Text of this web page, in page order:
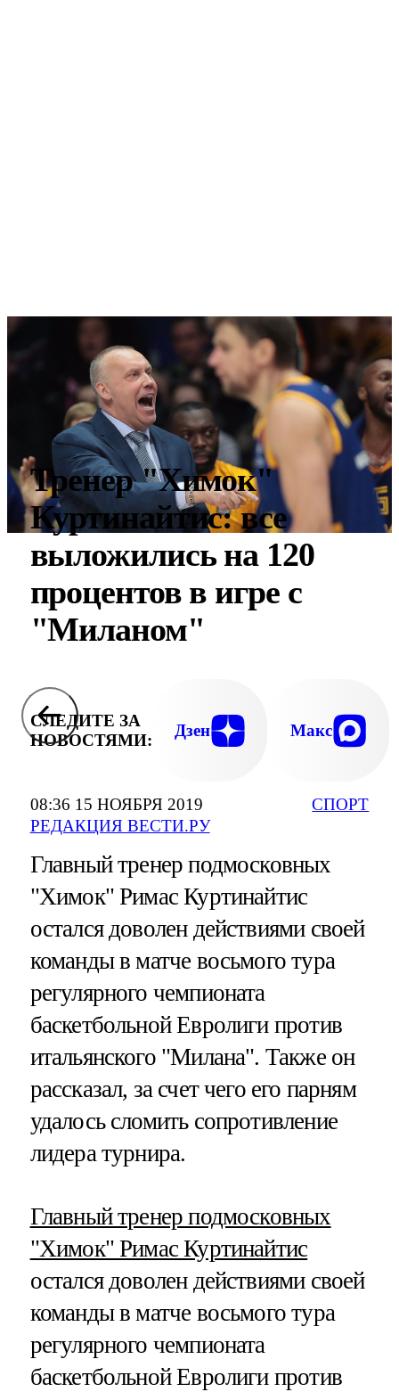
08:36 15 НОЯБРЯ 2019
РЕДАКЦИЯ ВЕСТИ.РУ
СПОРТ
Тренер "Химок"
Куртинайтис: все
выложились на 120
процентов в игре с
"Миланом"
СЛЕДИТЕ ЗА
НОВОСТЯМИ:
Дзен Макс
Главный тренер подмосковных
"Химок" Римас Куртинайтис
остался доволен действиями своей
команды в матче восьмого тура
регулярного чемпионата
баскетбольной Евролиги против
итальянского "Милана". Также он
рассказал, за счет чего его парням
удалось сломить сопротивление
лидера турнира.
Главный тренер подмосковных
"Химок" Римас Куртинайтис
остался доволен действиями своей
команды в матче восьмого тура
регулярного чемпионата
баскетбольной Евролиги против